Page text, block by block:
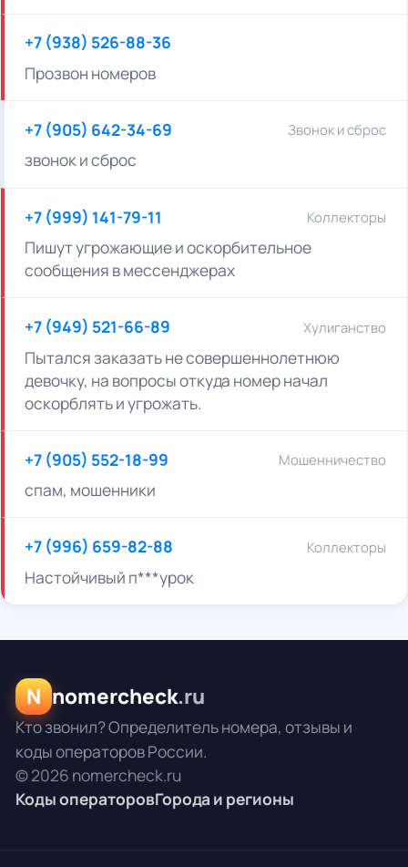
+7 (938) 526-88-36
Прозвон номеров
+7 (905) 642-34-69 Звонок и сброс
звонок и сброс
+7 (999) 141-79-11 Коллекторы
Пишут угрожающие и оскорбительное
сообщения в мессенджерах
+7 (949) 521-66-89 Хулиганство
Пытался заказать не совершеннолетнюю
девочку, на вопросы откуда номер начал
оскорблять и угрожать.
+7 (905) 552-18-99 Мошенничество
спам, мошенники
+7 (996) 659-82-88 Коллекторы
Настойчивый п***урок
N nomercheck.ru
Кто звонил? Определитель номера, отзывы и
коды операторов России.
© 2026 nomercheck.ru
Коды операторовГорода и регионы